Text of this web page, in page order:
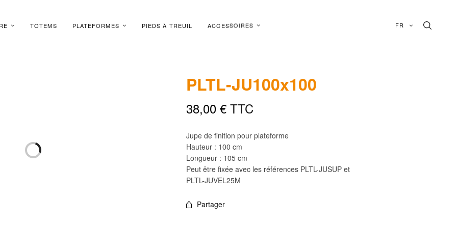
TOTEMS PLATEFORMES PIEDS À TREUIL ACCESSOIRES FR
PLTL-JU100x100
38,00€ TTC
Jupe de finition pour plateforme
Hauteur : 100 cm
Longueur : 105 cm
Peut être fixée avec les références PLTL-JUSUP et
PLTL-JUVEL25M
Partager